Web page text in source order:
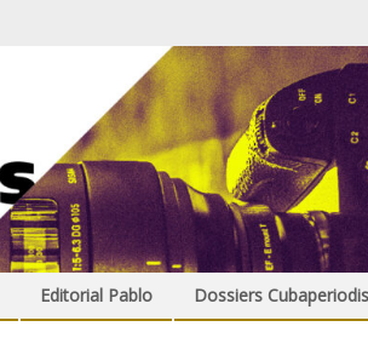
Editorial Pablo Dossiers